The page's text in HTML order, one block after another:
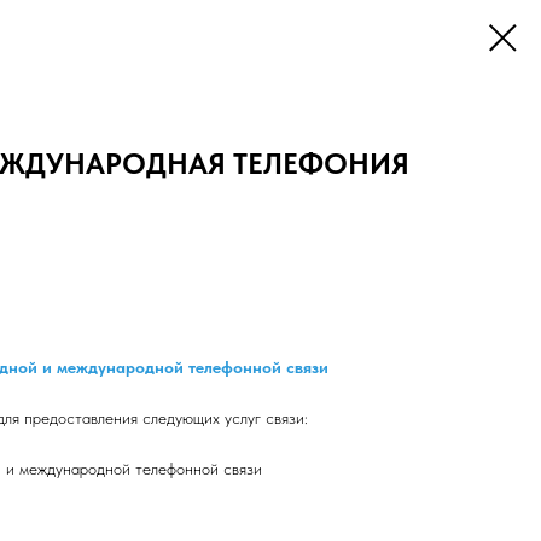
ТЕЛЕФОНИЯ
и международной телефонной связи
предоставления следующих услуг связи:
международной телефонной связи